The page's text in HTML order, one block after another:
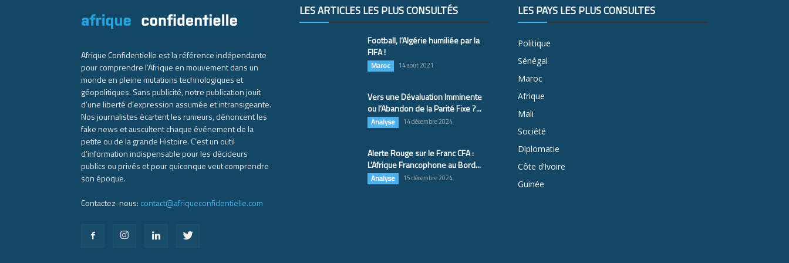
Afrique Confidentielle est la référence indépendante
pour comprendre l’Afrique en mouvement dans un
monde en pleine mutations technologiques et
géopolitiques. Sans publicité, notre publication jouit
d’une liberté d’expression assumée et intransigeante.
Nos journalistes écartent les rumeurs, dénoncent les
fake news et auscultent chaque événement de la
petite ou de la grande Histoire. C’est un outil
d’information indispensable pour les décideurs
publics ou privés et pour quiconque veut comprendre
son époque.
Contactez-nous: contact@afriqueconfidentielle.com
LES ARTICLES LES PLUS CONSULTÉS
Football, l’Algérie humiliée par la
FIFA !
Maroc 14 août 2021
Vers une Dévaluation Imminente
ou l’Abandon de la Parité Fixe ?...
Analyse 14 décembre 2024
Alerte Rouge sur le Franc CFA :
L’Afrique Francophone au Bord...
Analyse 15 décembre 2024
LES PAYS LES PLUS CONSULTÉS
Politique
Sénégal
Maroc
Afrique
Mali
Société
Diplomatie
Côte d’Ivoire
Guinée